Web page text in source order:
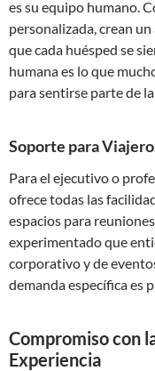
es su equipo humano.
personalizada, crean
que cada huésped se
humana es lo que
para sentirse parte de
Soporte para
Para el ejecutivo o
ofrece todas las
espacios para
experimentado que
corporativo y de
demanda específica es
Compromiso con
Experiencia